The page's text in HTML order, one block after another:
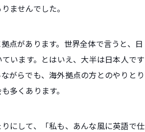
ませんでした。
点があります。世界全体で言うと、日
います。とはいえ、大半は日本人です
がらでも、海外拠点の方とのやりとり
多くあります。
にして、「私も、あんな風に英語で仕